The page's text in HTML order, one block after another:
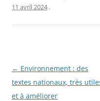
11 avril 2024 .
Navigation
des
articles
← Environnement : des
textes nationaux, très
et à améliorer